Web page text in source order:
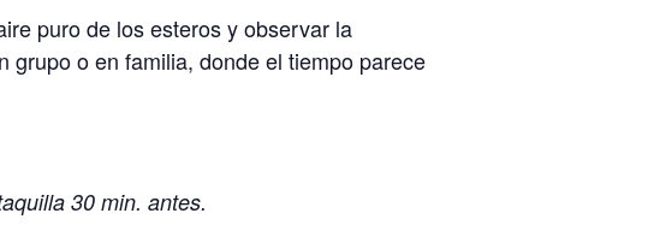
puro de los esteros y observar la
grupo o en familia, donde el tiempo parece
30 min. antes.